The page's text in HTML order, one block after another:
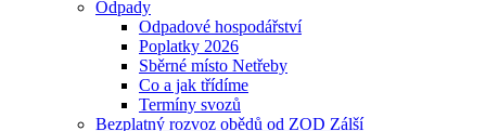
Odpady
Odpadové hospodářství
Poplatky 2026
Sběrné místo Netřeby
Co a jak třídíme
Termíny svozů
Bezplatný rozvoz obědů od ZOD Zálší